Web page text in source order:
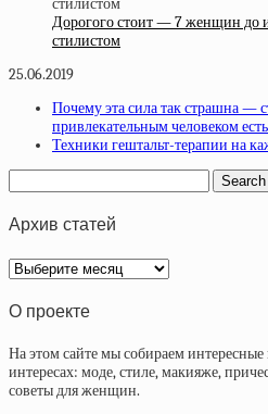
Дорогого стоит — 7 женщин до
стилистом
25.06.2019
Почему эта сила так страшна —
привлекательным человеком
Техники гештальт-терапии на
Архив статей
Архив
статей
О проекте
На этом сайте мы собираем
интересах: моде, стиле, макияже,
советы для женщин.